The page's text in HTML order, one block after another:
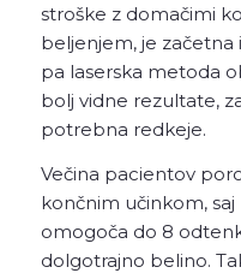
stroške z domačimi
beljenjem, je začetna
pa laserska metoda
bolj vidne rezultate,
potrebna redkeje.
Večina pacientov
končnim učinkom,
omogoča do 8
dolgotrajno belino.